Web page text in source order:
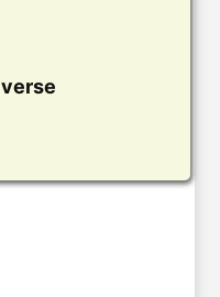
verse